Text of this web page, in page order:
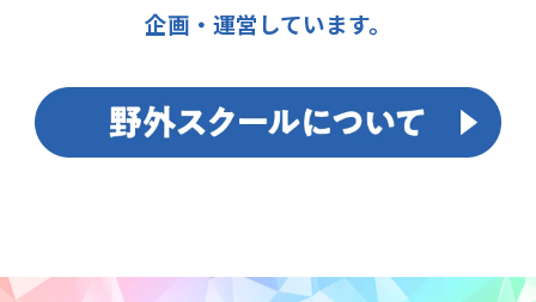
企画・運営しています。